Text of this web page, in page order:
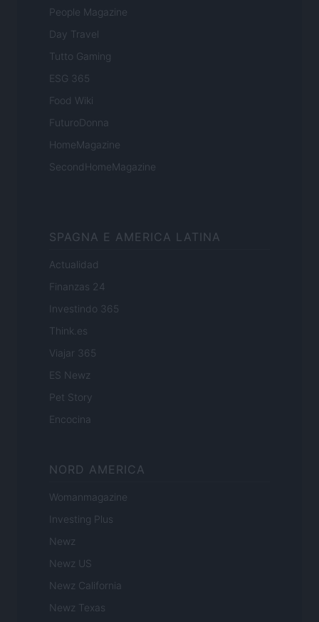
People Magazine
Day Travel
Tutto Gaming
ESG 365
Food Wiki
FuturoDonna
HomeMagazine
SecondHomeMagazine
SPAGNA E AMERICA LATINA
Actualidad
Finanzas 24
Investindo 365
Think.es
Viajar 365
ES Newz
Pet Story
Encocina
NORD AMERICA
Womanmagazine
Investing Plus
Newz
Newz US
Newz California
Newz Texas